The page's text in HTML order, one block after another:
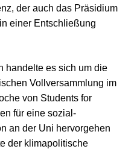
der auch das Präsidium
einer Entschließung
handelte es sich um die
Vollversammlung im
von Students for
für eine sozial-
an der Uni hervorgehen
der klimapolitische